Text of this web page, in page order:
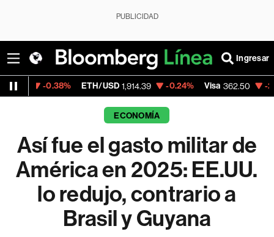
PUBLICIDAD
Ingresar
ETH/USD 1,914.39 -0.24% Visa 362.50 -2.15%
ECONOMÍA
Así fue el gasto militar de
América en 2025: EE.UU.
lo redujo, contrario a
Brasil y Guyana